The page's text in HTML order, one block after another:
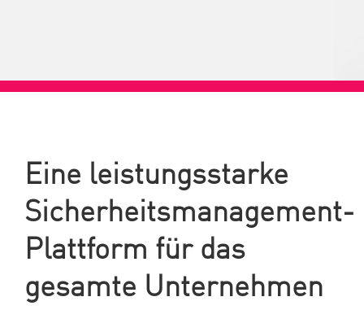
Eine leistungsstarke
Sicherheitsmanagement-
Plattform für das
gesamte Unternehmen